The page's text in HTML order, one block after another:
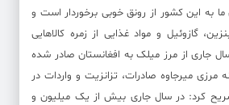
به این کشور از رونق خوبی برخوردار است و
گازوئیل و مواد غذایی از زمره کالاهایی
جاری از مرز میلک به افغانستان صادر شده
مرزی میرجاوه صادرات، تزانزیت و واردات در
کرد: در سال جاری بیش از یک میلیون و